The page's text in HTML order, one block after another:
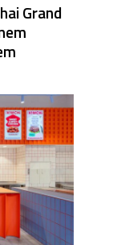
Grand